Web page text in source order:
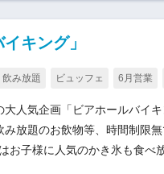
キング」
飲み放題 ビュッフェ 6月営業
人気企画「ビアホールバイ
放題のお飲物等、時間制限
お子様に人気のかき氷も食べ